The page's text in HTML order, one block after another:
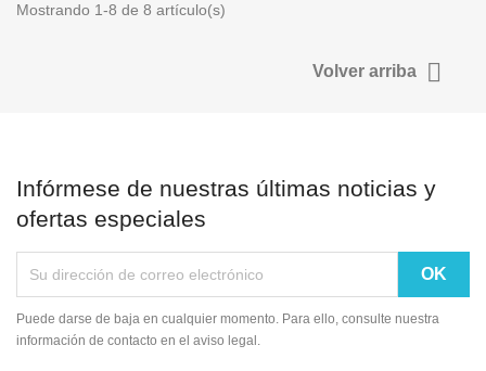
Mostrando 1-8 de 8 artículo(s)
Volver arriba 
Infórmese de nuestras últimas noticias y
ofertas especiales
Puede darse de baja en cualquier momento. Para ello, consulte nuestra
información de contacto en el aviso legal.